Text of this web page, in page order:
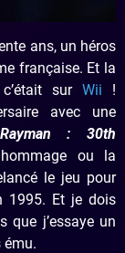
ans, un héros
française. Et la
sur Wii !
avec une
Rayman : 30th
ou la
le jeu pour
1995. Et je dois
que j’essaye un
ému.